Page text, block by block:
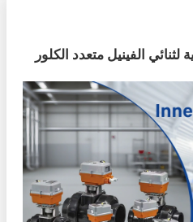
الفينيل متعدد الكلور